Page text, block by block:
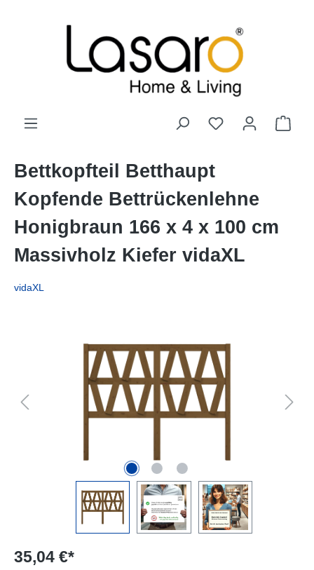
Bettkopfteil Betthaupt
Kopfende Bettrückenlehne
Honigbraun 166 x 4 x 100 cm
Massivholz Kiefer vidaXL
vidaXL
35,04 €*